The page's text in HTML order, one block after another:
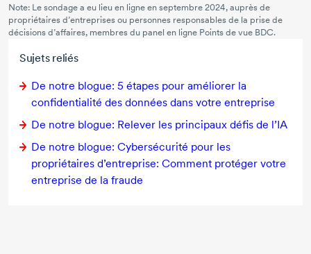
Sujets reliés
De notre blogue: 5 étapes pour améliorer la
confidentialité des données dans votre entreprise
De notre blogue: Relever les principaux défis de l’IA
De notre blogue: Cybersécurité pour les
propriétaires d’entreprise: Comment protéger votre
entreprise de la fraude
Note: Le sondage a eu lieu en ligne en septembre 2024, auprès de
propriétaires d’entreprises ou personnes responsables de la prise de
décisions d’affaires, membres du panel en ligne Points de vue BDC.